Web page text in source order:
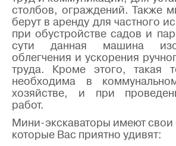
столбов, ограждений. Также
берут в аренду для частного
при обустройстве садов и
сути данная машина
облегчения и ускорения
труда. Кроме этого, такая
необходима в
хозяйстве, и при
работ.
Мини-экскаваторы имеют свои
которые Вас приятно удивят: